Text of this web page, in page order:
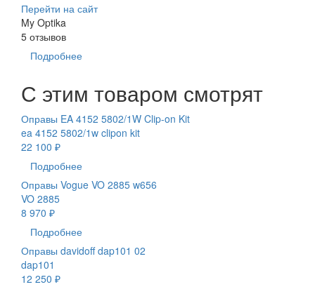
Перейти на сайт
My Optika
5 отзывов
Подробнее
С этим товаром смотрят
Оправы EA 4152 5802/1W Clip-on Kit
ea 4152 5802/1w clipon kit
22 100 ₽
Подробнее
Оправы Vogue VO 2885 w656
VO 2885
8 970 ₽
Подробнее
Оправы davidoff dap101 02
dap101
12 250 ₽